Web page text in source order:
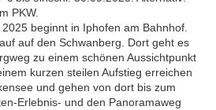
PKW.
beginnt in Iphofen am Bahnhof.
auf den Schwanberg. Dort geht es
zu einem schönen Aussichtpunkt
kurzen steilen Aufstieg erreichen
und gehen von dort bis zum
Erlebnis- und den Panoramaweg